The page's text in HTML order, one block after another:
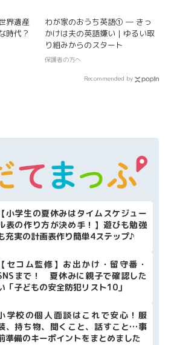
界遺産
時代？
わが家のおうち英語① ― きっ
かけは夫の英語嫌い｜ゆるい取
り組みからのスタート
保護者の方へ
Recommended by
【小学生の夏休みはタイムスケジュー
表の作り方が決め手！】遊びも勉強
充実の計画表作り簡単4ステップ♪
【セコム監修】お出かけ・留守番・
まで！ 夏休みに親子で確認した
「子どもの安全防犯リスト10」
学校の個人面談はこれで安心！服
、持ち物、聞くこと、話すこと…事
準備のキーポイントをまとめました